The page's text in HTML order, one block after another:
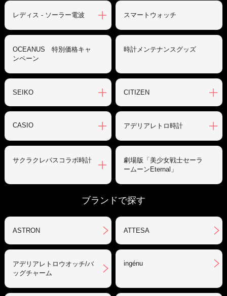
レディス - ソーラー電波 スマートウォッチ
OCEANUS 特別価格キャ
ンペーン
時計メンテナンスグッズ
SEIKO CITIZEN
CASIO アデリアレトロ時計
サクラクレパスコラボ時計
劇場版「美少女戦士セーラ
ームーンEternal」
ブランドで探す
ASTRON ATTESA
アデリアレトロウオッチ/バ
ッグチャーム
ingénu